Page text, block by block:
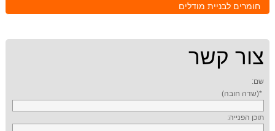
חומרים לבניית מודלים
צור קשר
שם:
*(שדה חובה)
תוכן הפנייה: